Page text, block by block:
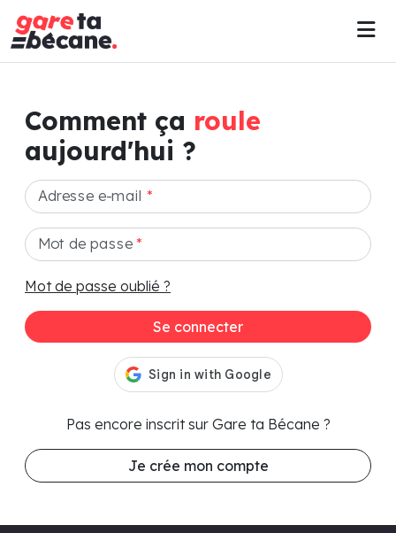
Comment ça roule
aujourd'hui ?
Adresse e-mail *
Mot de passe*
Mot de passe oublié ?
Se connecter
Pas encore inscrit sur Gare ta Bécane ?
Je crée mon compte